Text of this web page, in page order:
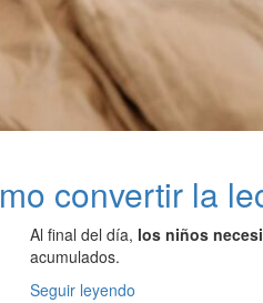
convertir la
Al final del día, los niños
acumulados.
Seguir leyendo